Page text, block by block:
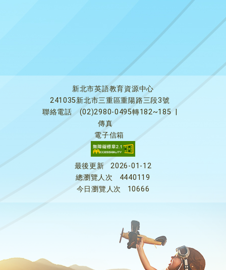
新北市英語教育資源中心
241035新北市三重區重陽路三段3號
聯絡電話
(02)2980-0495轉182~185
傳真
電子信箱
最後更新
2026-01-12
總瀏覽人次
4440119
今日瀏覽人次
10666